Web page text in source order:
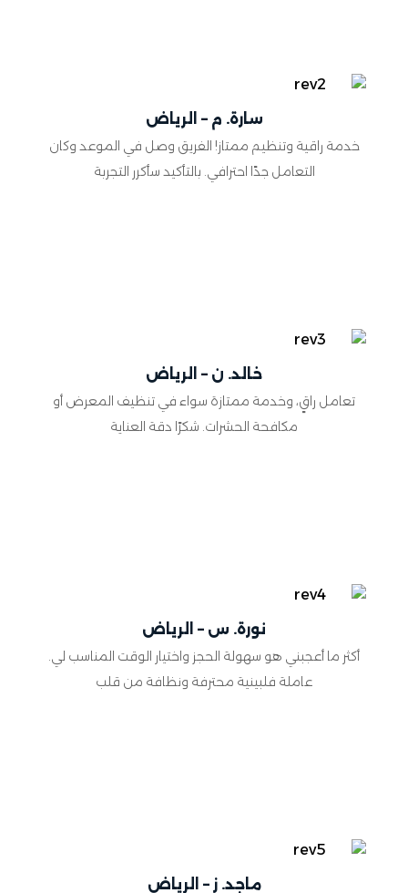
سارة. م – الرياض
خدمة راقية وتنظيم ممتاز! الفريق وصل في الموعد وكان
التعامل جدًا احترافي. بالتأكيد سأكرر التجربة
خالد. ن – الرياض
تعامل راقٍ، وخدمة ممتازة سواء في تنظيف المعرض أو
مكافحة الحشرات. شكرًا دقة العناية
نورة. س – الرياض
أكثر ما أعجبني هو سهولة الحجز واختيار الوقت المناسب لي.
عاملة فلبينية محترفة ونظافة من قلب
ماجد. ز – الرياض